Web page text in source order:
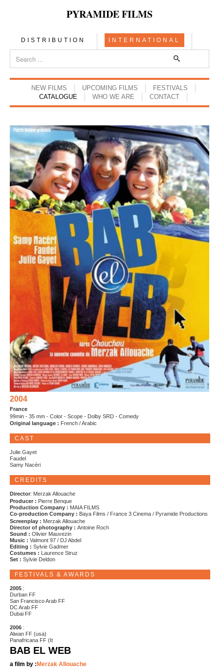
PYRAMIDE FILMS
DISTRIBUTION INTERNATIONAL
NEW FILMS UPCOMING FILMS
FESTIVALS
CATALOGUE
WHO WE ARE CONTACT
2004
France
99min - 35 mm - Color - Scope - Dolby SRD - Comedy
Original language : French / Arabic
CAST
Julie Gayet
Faudel
Samy Nacéri
CREDITS
Director: Merzak Allouache
Producer : Pierre Benque
Production Company : MAIA FILMS
Co-production Company : Baya Films / France 3 Cinema / Pyramide Productions
Screenplay : Merzak Allouache
Director of photography : Antoine Roch
Sound : Olivier Mauvezin
Music : Valmont 97 / DJ Abdel
Editing : Sylvie Gadmer
Costumes : Laurence Struz
Set : Sylvie Deldon
FESTIVALS & AWARDS
2005 :
Durban FF
San Francisco Arab FF
DC Arab FF
Dubai FF
2006 :
Alwan FF (usa)
Panafricana FF (It
BAB EL WEB
a film by : Merzak Allouache